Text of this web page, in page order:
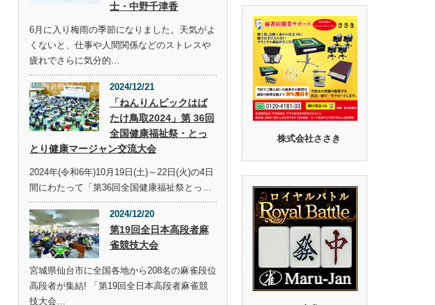
士・中野千津香
6月に入り梅雨の季節になりました。天気がよ
くないと、仕事や人間関係などのストレスや
疲れでさらに気分的…
2024/12/21
「ねんりんピックはば
たけ鳥取2024」第 36回
全国健康福祉祭・とっ
とり健康マージャン交流大会
2024年(令和6年)10月19日(土)～22日(火)の4日
間にわたって「第36回全国健康福祉祭とっ…
2024/12/20
第19回全日本高段者麻
雀競技大会
宮城県仙台市に全国各地から208名の麻雀段位
高段者が集結! 「第19回全日本高段者麻雀競
技大会…
株式会社ささき